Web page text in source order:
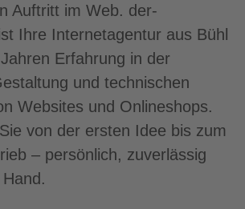
Auftritt im Web. der-
Ihre Internetagentur aus Bühl
Erfahrung in der
und technischen
Websites und Onlineshops.
von der ersten Idee bis zum
– persönlich, zuverlässig